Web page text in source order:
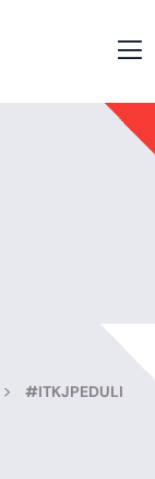
>
#ITKJPEDULI